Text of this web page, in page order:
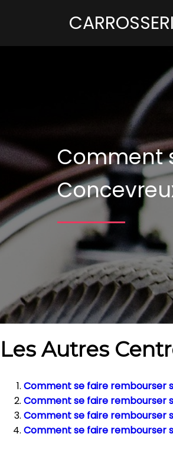
Comment
Les Autres
Comment se faire rembourser
Comment se faire rembourser
Comment se faire rembourser
Comment se faire rembourser